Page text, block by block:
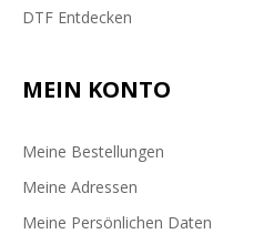
DTF Entdecken
MEIN KONTO
Meine Bestellungen
Meine Adressen
Meine Persönlichen Daten